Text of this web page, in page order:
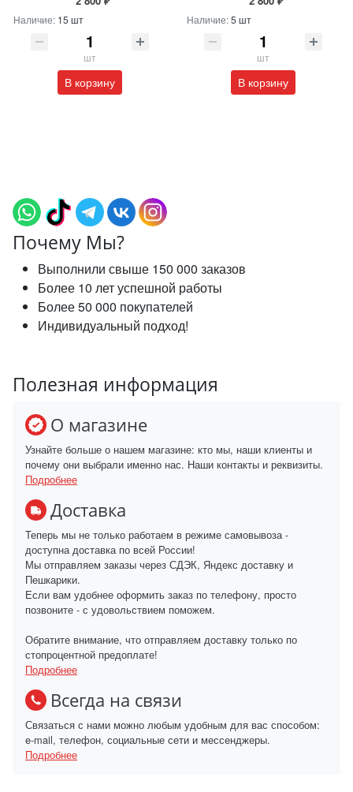
Наличие: 15 шт
шт
В корзину
Наличие:5 шт
шт
В корзину
Почему Мы?
Выполнили свыше 150 000 заказов
Более 10 лет успешной работы
Более 50 000 покупателей
Индивидуальный подход!
Полезная информация
О магазине
Узнайте больше о нашем магазине: кто мы, наши клиенты и
почему они выбрали именно нас. Наши контакты и реквизиты.
Подробнее
Доставка
Теперь мы не только работаем в режиме самовывоза -
доступна доставка по всей России!
Мы отправляем заказы через СДЭК, Яндекс доставку и
Пешкарики.
Если вам удобнее оформить заказ по телефону, просто
позвоните - с удовольствием поможем.
Обратите внимание, что отправляем доставку только по
стопроцентной предоплате!
Подробнее
Всегда на связи
Связаться с нами можно любым удобным для вас способом:
e-mail, телефон, социальные сети и мессенджеры.
Подробнее